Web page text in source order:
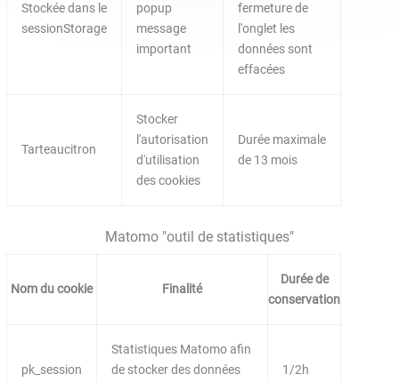
Stockée dans le
sessionStorage
popup
message
important
fermeture de
l'onglet les
données sont
effacées
Tarteaucitron
Stocker
l'autorisation
d'utilisation
des cookies
Durée maximale
de 13 mois
Matomo "outil de statistiques"
Nom du cookie Finalité
Durée de
conservation
pk_session
Statistiques Matomo afin
de stocker des données
1/2h